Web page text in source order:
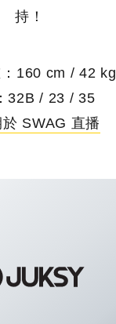
持！
160 cm / 42 kg
32B / 23 / 35
SWAG 直播